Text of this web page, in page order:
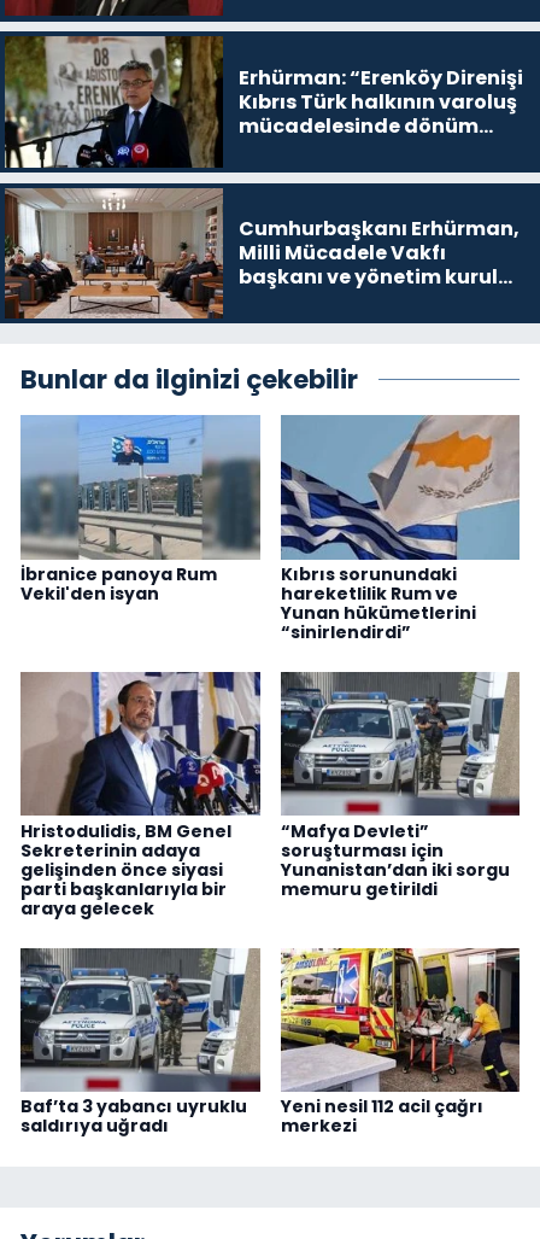
devam edeceğim’ dediği
Erhürman: “Erenköy Direnişi
Kıbrıs Türk halkının varoluş
mücadelesinde dönüm
Cumhurbaşkanı Erhürman,
Milli Mücadele Vakfı
başkanı ve yönetim kurulu
Bunlar da ilginizi çekebilir
İbranice panoya Rum
Vekil'den isyan
Kıbrıs sorunundaki
hareketlilik Rum ve
Yunan hükümetlerini
“sinirlendirdi”
Hristodulidis, BM Genel
Sekreterinin adaya
gelişinden önce siyasi
parti başkanlarıyla bir
araya gelecek
“Mafya Devleti”
soruşturması için
Yunanistan’dan iki sorgu
memuru getirildi
Baf’ta 3 yabancı uyruklu
saldırıya uğradı
Yeni nesil 112 acil çağrı
merkezi